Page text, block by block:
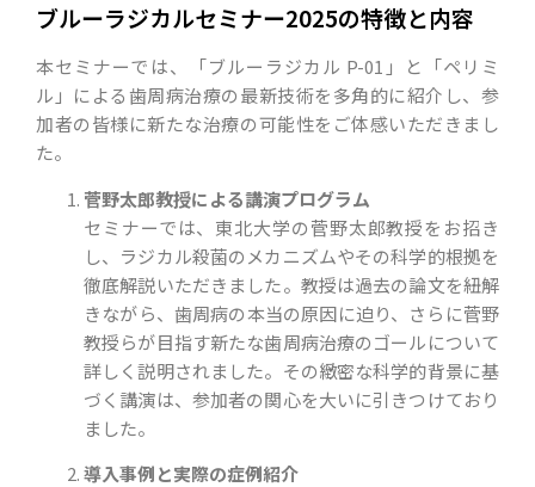
ブルーラジカルセミナー2025の特徴と内容
本セミナーでは、「ブルーラジカル P-01」と「ペリミ
ル」による歯周病治療の最新技術を多角的に紹介し、参
加者の皆様に新たな治療の可能性をご体感いただきまし
た。
菅野太郎教授による講演プログラム
セミナーでは、東北大学の菅野太郎教授をお招き
し、ラジカル殺菌のメカニズムやその科学的根拠を
徹底解説いただきました。教授は過去の論文を紐解
きながら、歯周病の本当の原因に迫り、さらに菅野
教授らが目指す新たな歯周病治療のゴールについて
詳しく説明されました。その緻密な科学的背景に基
づく講演は、参加者の関心を大いに引きつけており
ました。
導入事例と実際の症例紹介